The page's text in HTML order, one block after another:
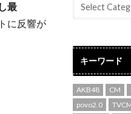
最
に反響が
キーワード
AKB48 CM
povo2.0